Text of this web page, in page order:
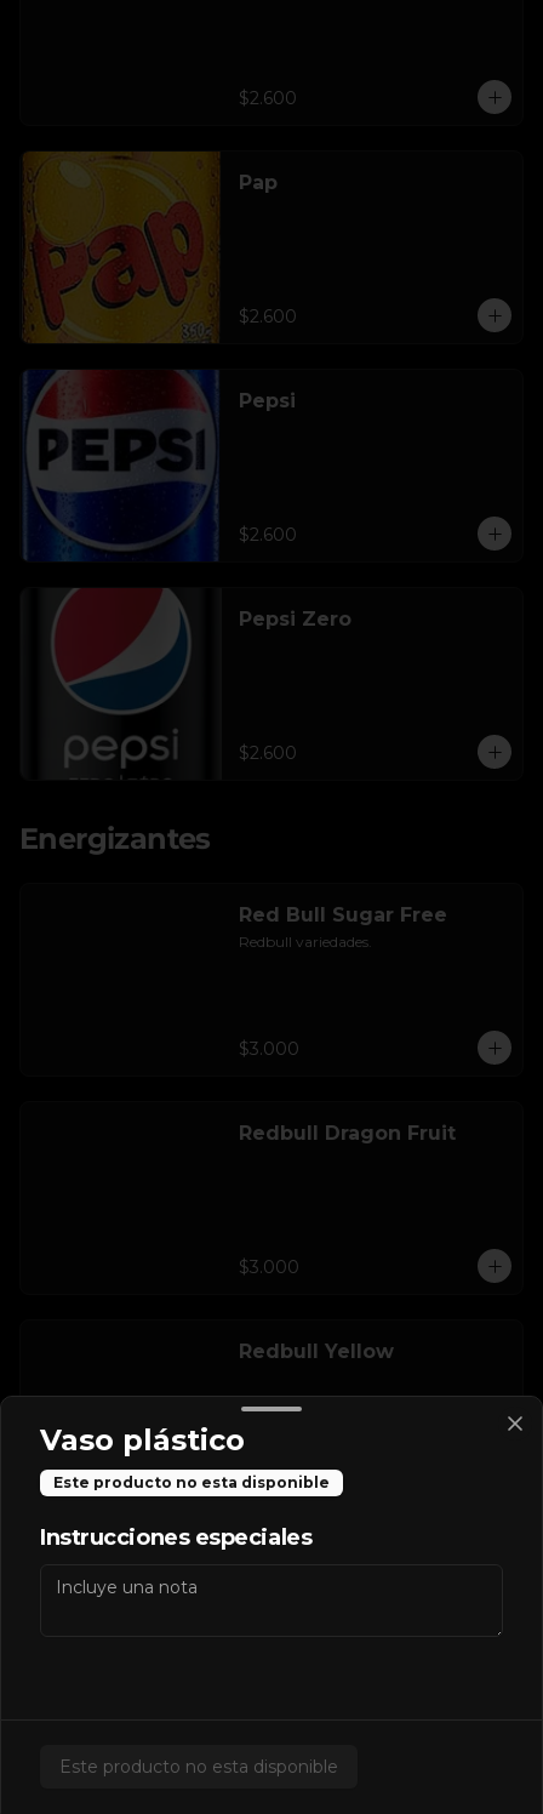
$2.600
Pap
$2.600
Pepsi
$2.600
Pepsi Zero
$2.600
Energizantes
Red Bull Sugar Free
Redbull variedades.
$3.000
Redbull Dragon Fruit
$3.000
Redbull Yellow
$2.500
Salsas Extras
$600
Vaso plástico
Este producto no esta disponible
Instrucciones especiales
Este producto no esta disponible